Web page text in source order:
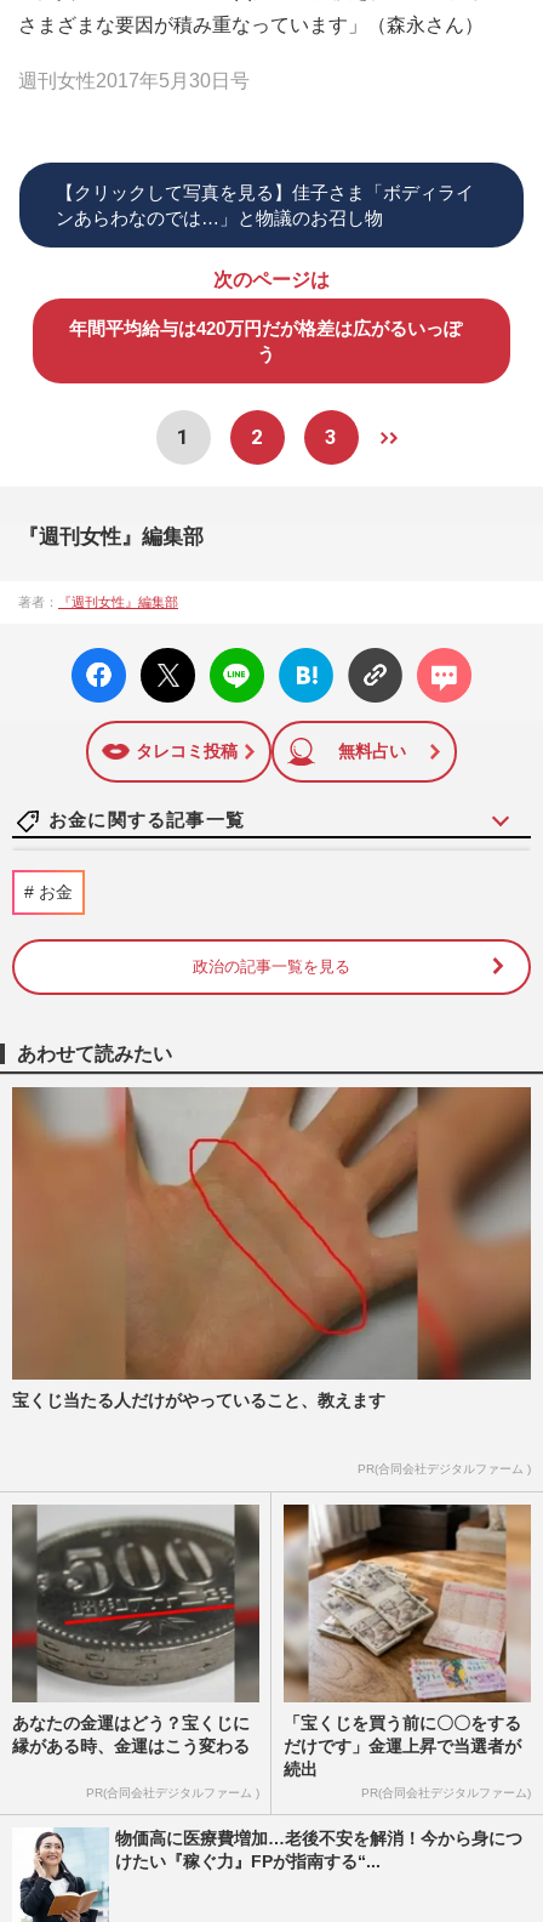
さまざまな要因が積み重なっています」（森永さん）
週刊女性2017年5月30日号
【クリックして写真を見る】佳子さま「ボディライ
ンあらわなのでは…」と物議のお召し物
次のページは
年間平均給与は420万円だが格差は広がるいっぽ
う
1 2 3
『週刊女性』編集部
著者： 『週刊女性』編集部
facebo
ok い
X ポス
ト
LINE
はてな
ブック
に追加
コメン
ト
タレコミ投稿 無料占い
お金に関する記事一覧
週刊女性PRIME 2026/8/5
30万円おトクに! 200銘柄保有の“達人主
婦”が伝授する投資のコツ
週刊女性2026年8月11日号
《預金金利0.5%超も続々》プロが教える
「いつの間にか損」を防ぐ銀行選びと、“3
つの目的別口座”
週刊女性2026年8月11日号 2026/8/1
1.5億円脱税で有罪判決のインフルエンサ
ー・宮崎麗果、執行猶予付きに《甘すぎ》
も背負う、実刑より重い“…
週刊女性PRIME
ポケモン30周年イヤーでコラボバブル「最
価格高騰中で“購入価値…
週刊女性PRIME 2026/7/13
お金
政治の記事一覧を見る
あわせて読みたい
宝くじ当たる人だけがやっていること、教えます
PR(合同会社デジタルファーム )
あなたの金運はどう？宝くじに
縁がある時、金運はこう変わる
PR(合同会社デジタルファーム )
「宝くじを買う前に〇〇をする
だけです」金運上昇で当選者が
続出
PR(合同会社デジタルファーム)
物価高に医療費増加…老後不安を解消！今から身につ
けたい『稼ぐ力』FPが指南する“...